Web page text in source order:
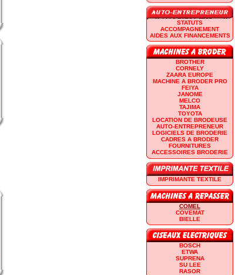
STATUTS
ACCOMPAGNEMENT
AIDES AUX FINANCEMENTS
BROTHER
CORNELY
ZAARA EUROPE
MACHINE A BRODER PRO
FEIYA
JANOME
MELCO
TAJIMA
TOYOTA
LOCATION DE BRODEUSE
AUTO-ENTREPRENEUR
LOGICIELS DE BRODERIE
CADRES A BRODER
FOURNITURES
ACCESSOIRES BRODERIE
IMPRIMANTE TEXTILE
COMEL
COVEMAT
BIELLE
BOSCH
ETWA
SUPRENA
SU LEE
RASOR